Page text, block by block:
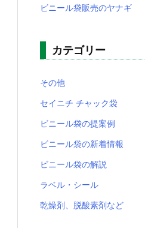
ビニール袋販売のヤナギ
カテゴリー
その他
セイニチ チャック袋
ビニール袋の提案例
ビニール袋の新着情報
ビニール袋の解説
ラベル・シール
乾燥剤、脱酸素剤など